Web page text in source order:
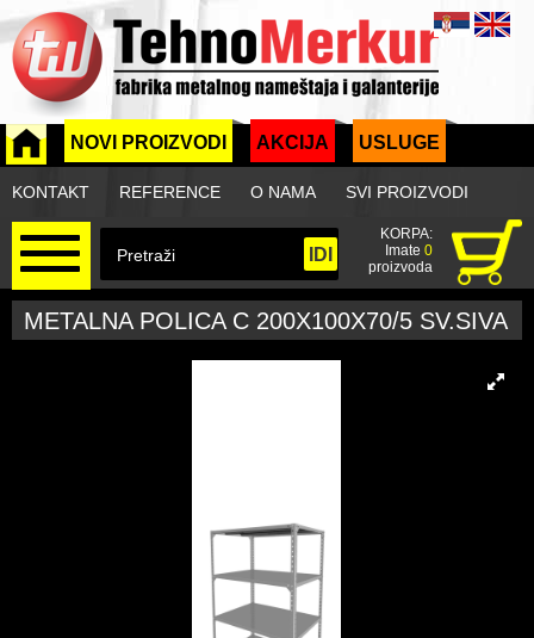
NOVI PROIZVODI AKCIJA USLUGE
KONTAKT REFERENCE O NAMA SVI PROIZVODI
KORPA:
Imate 0
proizvoda
METALNA POLICA C 200X100X70/5 SV.SIVA